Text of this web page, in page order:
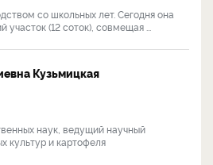
со школьных лет. Сегодня она
(12 соток), совмещая ...
Кузьмицкая
наук, ведущий научный
культур и картофеля